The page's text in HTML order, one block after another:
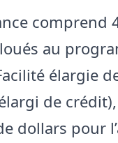
comprend
au
élargie
de
dollars pour